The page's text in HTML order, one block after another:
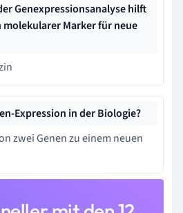
Genexpressionsanalyse hilft
Marker für neue
Expression in der Biologie?
zwei Genen zu einem neuen